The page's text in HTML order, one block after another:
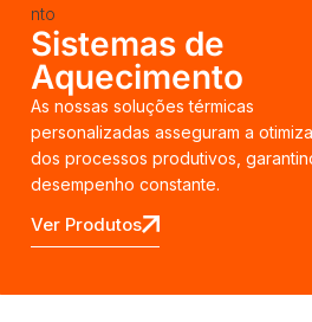
Sistemas de
Aquecimento
As nossas soluções térmicas
personalizadas asseguram a
dos processos produtivos,
desempenho constante.
Ver Produtos